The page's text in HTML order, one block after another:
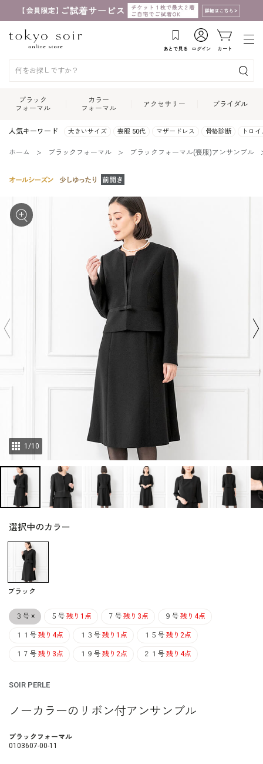
あとで見る ログイン カート
ブラック
フォーマル
カラー
フォーマル
アクセサリー ブライダル
人気キーワード 大きいサイズ 喪服 50代 マザードレス 骨格診断 トロ
ホーム ブラックフォーマル ブラックフォーマル(喪服)アンサンブル
1 /10
選択中のカラー
ブラック
３号 × ５号 残り1点 ７号 残り3点 ９号 残り4点
１１号 残り4点 １３号 残り1点 １５号 残り2点
１７号 残り3点 １９号 残り2点 ２１号 残り4点
SOIR PERLE
ノーカラーのリボン付アンサンブル
ブラックフォーマル
0103607-00-11